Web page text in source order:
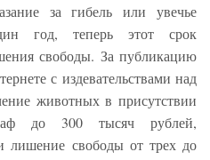
за гибель или увечье
год, теперь этот срок
свободы. За публикацию
с издевательствами над
животных в присутствии
до 300 тысяч рублей,
лишение свободы от трех до